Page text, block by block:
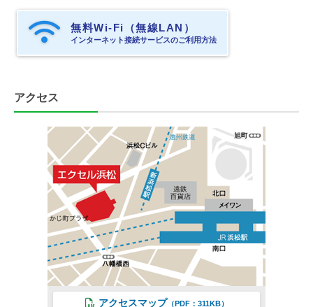
無料Wi-Fi（無線LAN）
インターネット接続サービスのご利用方法
アクセス
アクセスマップ （PDF：311KB）